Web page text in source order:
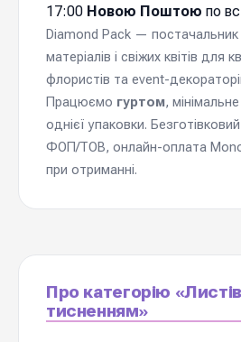
17:00 Новою Поштою по
Diamond Pack — постачальник
матеріалів і свіжих квітів для
флористів та event-
Працюємо гуртом,
однієї упаковки.
ФОП/ТОВ, онлайн-оплата
при отриманні.
Про категорію
тисненням»